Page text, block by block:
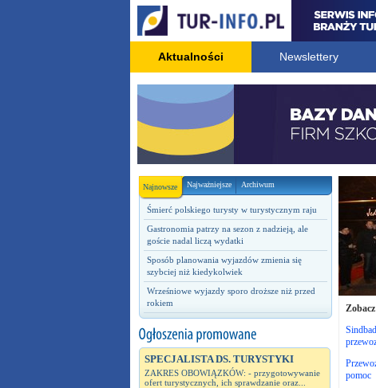
Aktualności Newslettery
Najnowsze Najważniejsze Archiwum
Śmierć polskiego turysty w turystycznym raju
Gastronomia patrzy na sezon z nadzieją, ale
goście nadal liczą wydatki
Sposób planowania wyjazdów zmienia się
szybciej niż kiedykolwiek
Wrześniowe wyjazdy sporo droższe niż przed
rokiem
SPECJALISTA DS. TURYSTYKI
ZAKRES OBOWIĄZKÓW: - przygotowywanie
ofert turystycznych, ich sprawdzanie oraz...
pomoc